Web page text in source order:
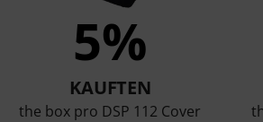
5%
KAUFTEN
the box pro DSP 112 Cover